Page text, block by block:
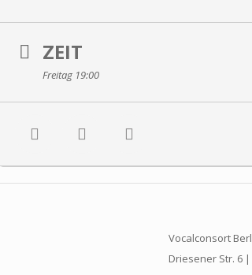
ZEIT
Freitag 19:00
Vocalconsort
Driesener Str. 6 |